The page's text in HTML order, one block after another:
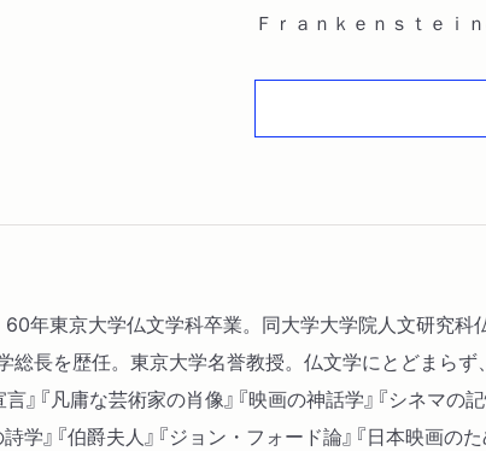
Ｆｒａｎｋｅｎｓｔｅｉ
第３章 神話都市の廃墟で
タッグマッチ
60年東京大学仏文学科卒業。同大学大学院人文研究
総長を歴任。東京大学名誉教授。仏文学にとどまら
『凡庸な芸術家の肖像』『映画の神話学』『シネマの
学』『伯爵夫人』『ジョン・フォード論』『日本映画のた